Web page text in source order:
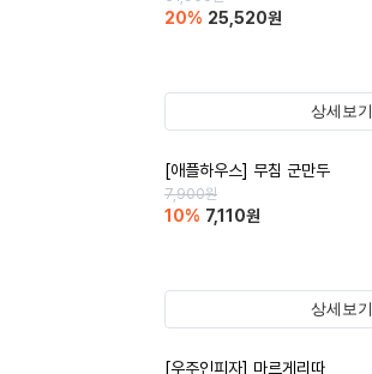
20% 25,520원
상세보기
[애플하우스] 무침 군만두
7,900원
10% 7,110원
상세보기
[우주인피자] 마르게리따